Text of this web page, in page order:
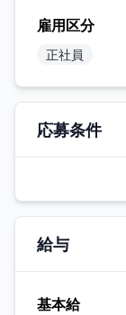
雇用区分
正社員
応募条件
給与
基本給